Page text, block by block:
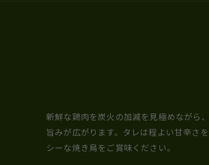
新鮮な鶏肉を炭火の加減を見極めながら
旨みが広がります。タレは程よい甘辛さ
シーな焼き鳥をご賞味ください。